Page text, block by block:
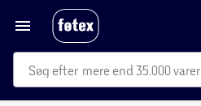
mere end 35.000 varer